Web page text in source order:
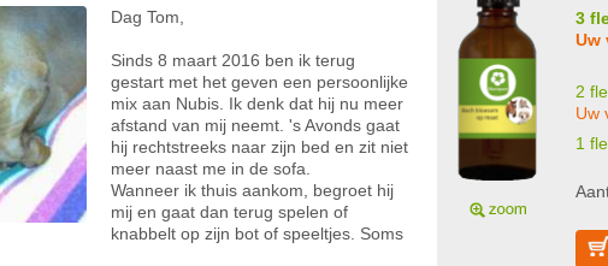
Dag Tom,
Sinds 8 maart 2016 ben ik terug
gestart met het geven een persoonlijke
mix aan Nubis. Ik denk dat hij nu meer
afstand van mij neemt. 's Avonds gaat
hij rechtstreeks naar zijn bed en zit niet
meer naast me in de sofa.
Wanneer ik thuis aankom, begroet hij
mij en gaat dan terug spelen of
knabbelt op zijn bot of speeltjes. Soms
3
Uw
2
Uw
1